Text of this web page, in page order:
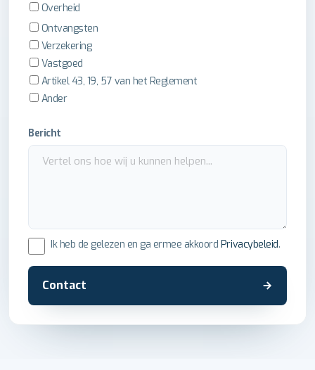
Overheid
Ontvangsten
Verzekering
Vastgoed
Artikel 43, 19, 57 van het Reglement
Ander
Bericht
Ik heb de gelezen en ga ermee akkoord Privacybeleid.
Contact